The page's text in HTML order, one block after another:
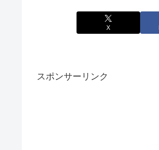
X
スポンサーリンク